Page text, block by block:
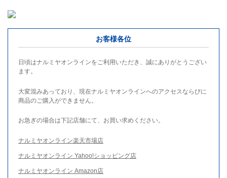
お客様各位
日頃はナルミヤオンラインをご利用いただき、誠にありがとうござい
ます。
大変混みあっており、現在ナルミヤオンラインへのアクセスならびに
商品のご購入ができません。
お急ぎの場合は下記店舗にて、お買い求めください。
ナルミヤオンライン楽天市場店
ナルミヤオンライン Yahoo!ショッピング店
ナルミヤオンライン Amazon店